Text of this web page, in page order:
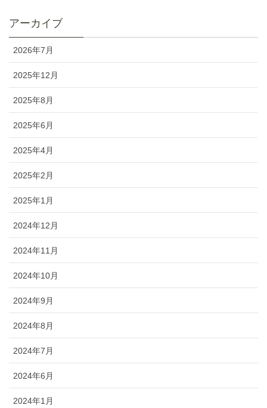
アーカイブ
2026年7月
2025年12月
2025年8月
2025年6月
2025年4月
2025年2月
2025年1月
2024年12月
2024年11月
2024年10月
2024年9月
2024年8月
2024年7月
2024年6月
2024年1月